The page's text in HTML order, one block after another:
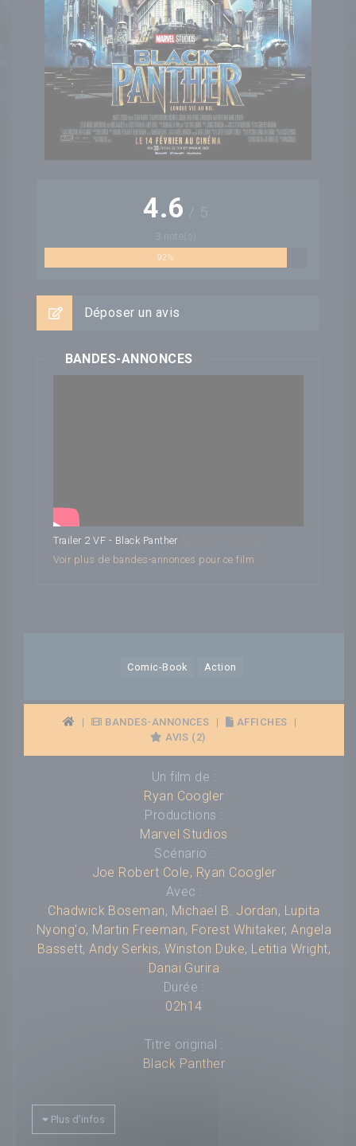
4.6 / 5
note(s)
92%
Déposer un avis
BANDES-ANNONCES
Trailer 2 VF - Black Panther
Voir plus de bandes-annonces pour ce film
Comic-Book Action
| BANDES-ANNONCES | AFFICHES
|
AVIS (2)
Un film de :
Ryan Coogler
Productions :
Marvel Studios
Scénario :
Joe Robert Cole, Ryan Coogler
Avec :
Chadwick Boseman, Michael B. Jordan, Lupita
Nyong'o, Martin Freeman, Forest Whitaker,Angela
Bassett,Andy Serkis,Winston Duke, Letitia Wright,
Danai Gurira
Durée :
02h14
Titre original :
Black Panther
Plus d'infos